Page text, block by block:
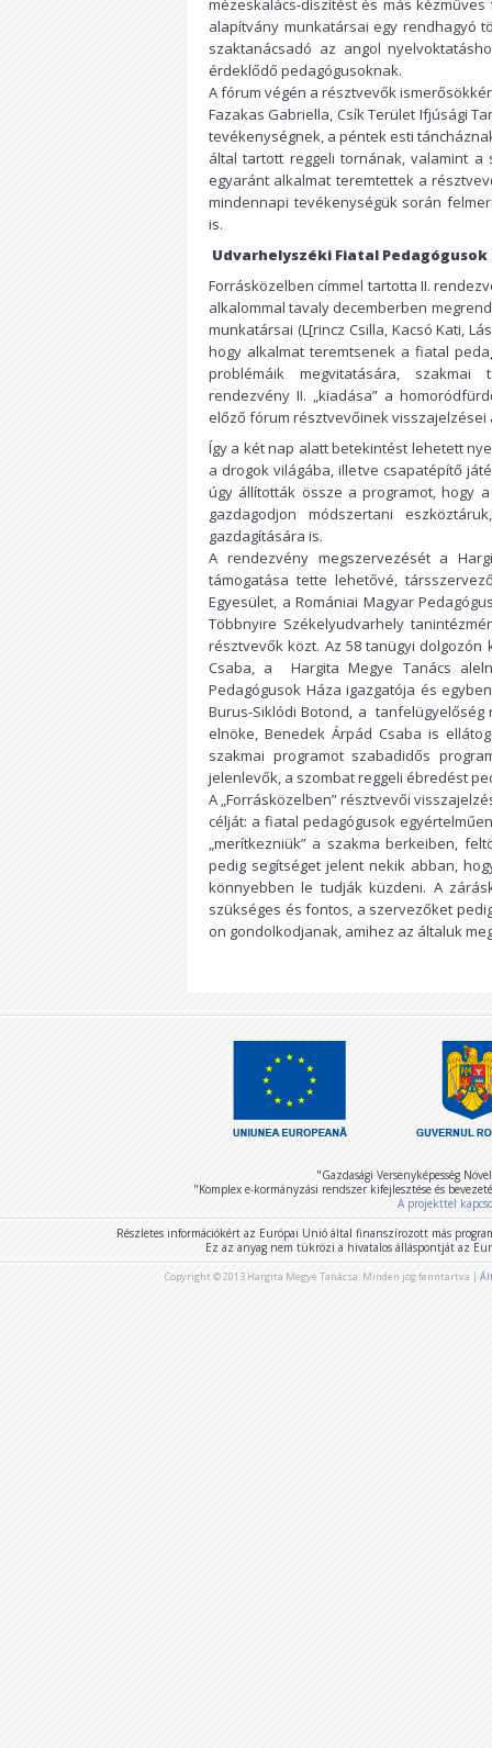
mézeskalács-díszítést és más
alapítvány munkatársai egy rendhagyó
szaktanácsadó az angol
érdeklődő pedagógusoknak.
A fórum végén a résztvevők
Fazakas Gabriella, Csík Terület Ifjúsági
tevékenységnek, a péntek esti
által tartott reggeli tornának, valamint a
egyaránt alkalmat teremtettek a
mindennapi tevékenységük során
is.
Udvarhelyszéki Fiatal Pedagógusok
Forrásközelben címmel tartotta II.
alkalommal tavaly decemberben
munkatársai (L[rincz Csilla, Kacsó Kati,
hogy alkalmat teremtsenek a fiatal
problémáik megvitatására, szakmai
rendezvény II. „kiadása” a
előző fórum résztvevőinek
Így a két nap alatt betekintést lehetett
a drogok világába, illetve csapatépítő
úgy állították össze a programot, hogy
gazdagodjon módszertani
gazdagítására is.
A rendezvény megszervezését a
támogatása tette lehetővé,
Egyesület, a Romániai Magyar
Többnyire Székelyudvarhely
résztvevők közt. Az 58 tanügyi
Csaba, a Hargita Megye Tanács
Pedagógusok Háza igazgatója és
Burus-Siklódi Botond, a tanfelügyelőség
elnöke, Benedek Árpád Csaba is
szakmai programot szabadidős
jelenlevők, a szombat reggeli ébredést
A „Forrásközelben” résztvevői
célját: a fiatal pedagógusok
„merítkezniük” a szakma berkeiben,
pedig segítséget jelent nekik abban,
könnyebben le tudják küzdeni. A
szükséges és fontos, a szervezőket
on gondolkodjanak, amihez az általuk
"Gazdasági Versenyképesség
"Komplex e-kormányzási rendszer kifejlesztése és
A projekttel
Részletes információkért az Európai Unió által finanszírozott más
Ez az anyag nem tükrözi a hivatalos álláspontját az
Copyright © 2013 Hargita Megye Tanácsa. Minden jog fenntartva |